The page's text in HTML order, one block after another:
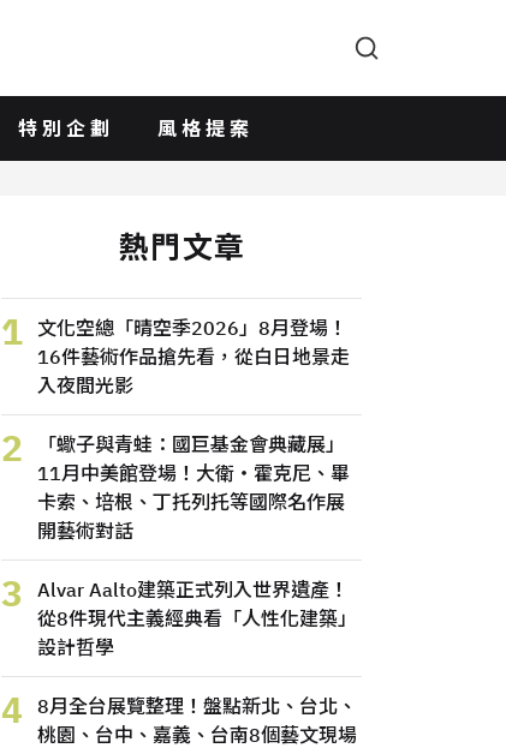
特別企劃 風格提案
熱門文章
1
文化空總「晴空季2026」8月登場！
16件藝術作品搶先看，從白日地景走
入夜間光影
2
「蠍子與青蛙：國巨基金會典藏展」
11月中美館登場！大衛・霍克尼、畢
卡索、培根、丁托列托等國際名作展
開藝術對話
3
Alvar Aalto建築正式列入世界遺產！
從8件現代主義經典看「人性化建築」
設計哲學
4
8月全台展覽整理！盤點新北、台北、
桃園、台中、嘉義、台南8個藝文現場